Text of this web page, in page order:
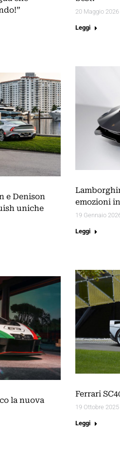
20 Maggio 2026
Leggi
emozioni
19 Gennaio
Leggi
e Denison
uniche
Ferrari
19 Ottobre 2025
Leggi
la nuova